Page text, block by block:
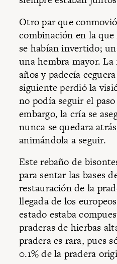
Otro par que
combinación en la
se habían invertido;
una hembra mayor.
años y padecía
siguiente perdió la
no podía seguir el
embargo, la cría se
nunca se quedara
animándola a seguir.
Este rebaño de
para sentar las bases
restauración de la
llegada de los
estado estaba
praderas de hierbas
pradera es rara, pues
0.1% de la pradera